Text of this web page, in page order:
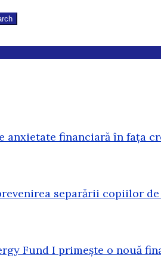
anxietate financiară în fața
separării copiilor
Fund I primește o nouă